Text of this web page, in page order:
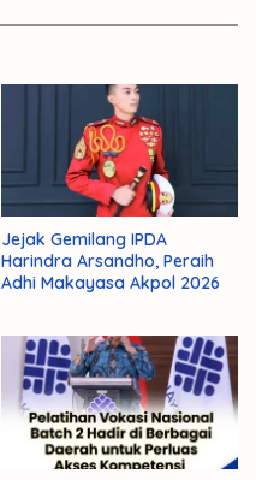
Jejak Gemilang IPDA
Harindra Arsandho, Peraih
Adhi Makayasa Akpol 2026